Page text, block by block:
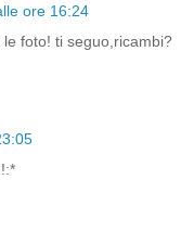
ore 16:24
foto! ti seguo,ricambi?